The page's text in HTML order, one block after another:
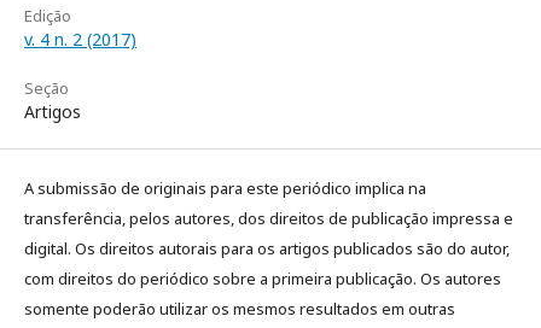
Edição
v. 4 n. 2 (2017)
Seção
Artigos
A submissão de originais para este periódico implica na
transferência, pelos autores, dos direitos de publicação impressa e
digital. Os direitos autorais para os artigos publicados são do autor,
com direitos do periódico sobre a primeira publicação. Os autores
somente poderão utilizar os mesmos resultados em outras